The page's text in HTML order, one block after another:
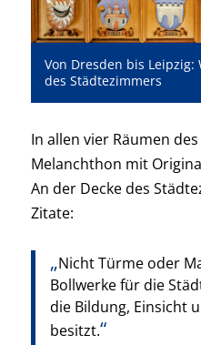
Von Dresden bis
des Städtezimmers
In allen vier Räumen
Melanchthon mit
An der Decke des
Zitate:
Nicht Türme oder
Bollwerke für die
die Bildung, Einsicht
besitzt.